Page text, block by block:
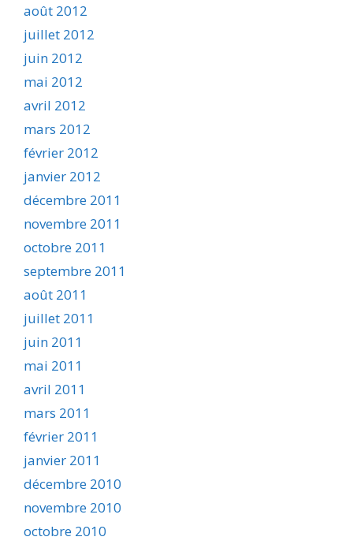
août 2012
juillet 2012
juin 2012
mai 2012
avril 2012
mars 2012
février 2012
janvier 2012
décembre 2011
novembre 2011
octobre 2011
septembre 2011
août 2011
juillet 2011
juin 2011
mai 2011
avril 2011
mars 2011
février 2011
janvier 2011
décembre 2010
novembre 2010
octobre 2010